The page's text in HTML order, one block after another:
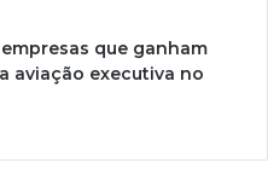
que ganham
aviação executiva no